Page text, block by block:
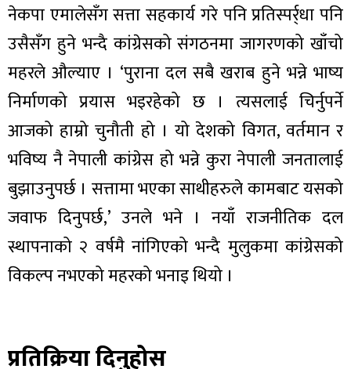
नेकपा एमालेसँग सत्ता सहकार्य गरे पनि प्रतिस्पर्र्धा पनि
उसैसँग हुने भन्दै कांग्रेसको संगठनमा जागरणको खाँचो
महरले औल्याए । ‘पुराना दल सबै खराब हुने भन्ने भाष्य
निर्माणको प्रयास भइरहेको छ । त्यसलाई चिर्नुपर्ने
आजको हाम्रो चुनौती हो । यो देशको विगत, वर्तमान र
भविष्य नै नेपाली कांग्रेस हो भन्ने कुरा नेपाली जनतालाई
बुझाउनुपर्छ । सत्तामा भएका साथीहरुले कामबाट यसको
जवाफ दिनुपर्छ,’ उनले भने । नयाँ राजनीतिक दल
स्थापनाको २ वर्षमै नांगिएको भन्दै मुलुकमा कांग्रेसको
विकल्प नभएको महरको भनाइ थियो ।
प्रतिक्रिया दिनुहोस